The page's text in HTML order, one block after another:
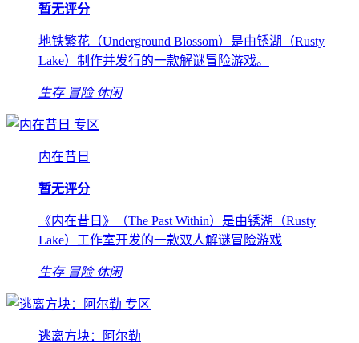
暂无评分
地铁繁花（Underground Blossom）是由锈湖（Rusty
Lake）制作并发行的一款解谜冒险游戏。
生存 冒险 休闲
专区
内在昔日
暂无评分
《内在昔日》（The Past Within）是由锈湖（Rusty
Lake）工作室开发的一款双人解谜冒险游戏
生存 冒险 休闲
专区
逃离方块：阿尔勒